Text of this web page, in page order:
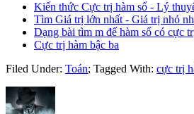
Kiến thức Cực trị hàm số - Lý
Tìm Giá trị lớn nhất - Giá trị nhỏ
Dạng bài tìm m để hàm số có cực
Cực trị hàm bậc ba
Filed Under: Toán; Tagged With: cực trị